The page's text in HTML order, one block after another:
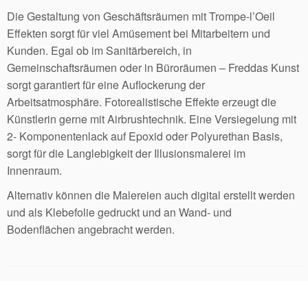
Die Gestaltung von Geschäftsräumen mit Trompe-l’Oeil
Effekten sorgt für viel Amüsement bei Mitarbeitern und
Kunden. Egal ob im Sanitärbereich, in
Gemeinschaftsräumen oder in Büroräumen – Freddas Kunst
sorgt garantiert für eine Auflockerung der
Arbeitsatmosphäre. Fotorealistische Effekte erzeugt die
Künstlerin gerne mit Airbrushtechnik. Eine Versiegelung mit
2- Komponentenlack auf Epoxid oder Polyurethan Basis,
sorgt für die Langlebigkeit der Illusionsmalerei im
Innenraum.
Alternativ können die Malereien auch digital erstellt werden
und als Klebefolie gedruckt und an Wand- und
Bodenflächen angebracht werden.